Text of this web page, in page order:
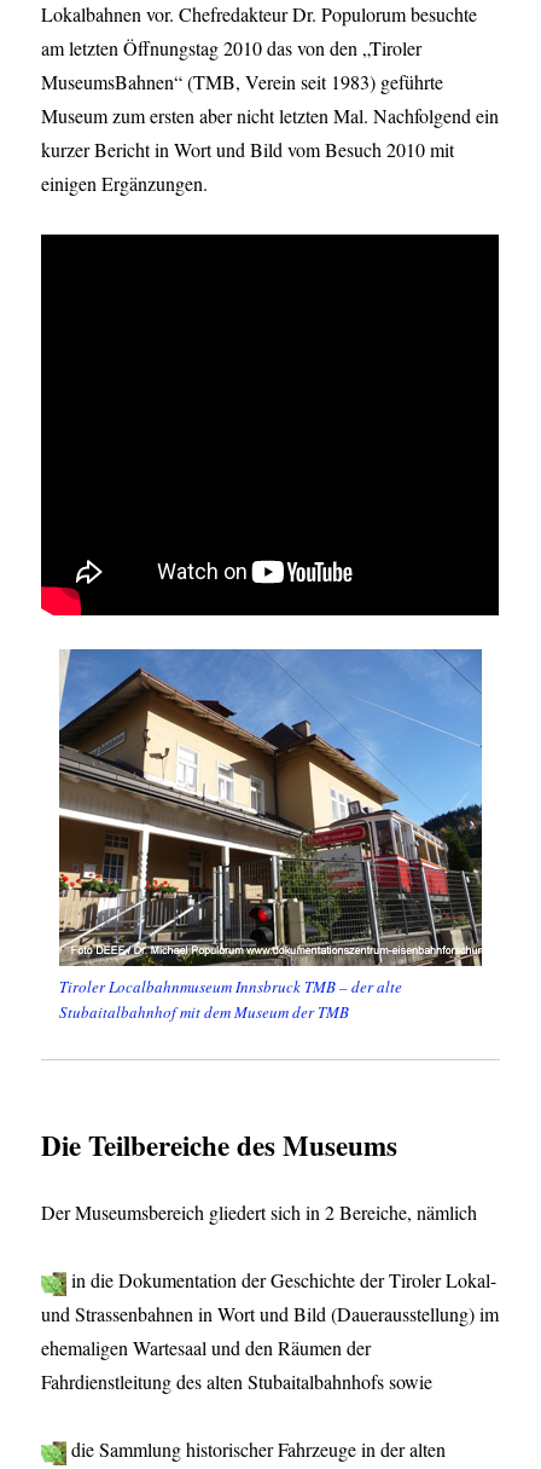
Lokalbahnen vor. Chefredakteur Dr. Populorum besuchte
am letzten Öffnungstag 2010 das von den „Tiroler
MuseumsBahnen“ (TMB, Verein seit 1983) geführte
Museum zum ersten aber nicht letzten Mal. Nachfolgend ein
kurzer Bericht in Wort und Bild vom Besuch 2010 mit
einigen Ergänzungen.
Tiroler Localbahnmuseum Innsbruck TMB – der alte
Stubaitalbahnhof mit dem Museum der TMB
Die Teilbereiche des Museums
Der Museumsbereich gliedert sich in 2 Bereiche, nämlich
in die Dokumentation der Geschichte der Tiroler Lokal-
und Strassenbahnen in Wort und Bild (Dauerausstellung) im
ehemaligen Wartesaal und den Räumen der
Fahrdienstleitung des alten Stubaitalbahnhofs sowie
die Sammlung historischer Fahrzeuge in der alten